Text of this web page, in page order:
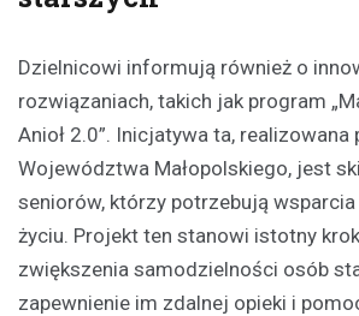
Dzielnicowi informują również o
rozwiązaniach, takich jak program
Anioł 2.0”. Inicjatywa ta,
Województwa Małopolskiego, jest
seniorów, którzy potrzebują
życiu. Projekt ten stanowi istotny
zwiększenia samodzielności osób
zapewnienie im zdalnej opieki i